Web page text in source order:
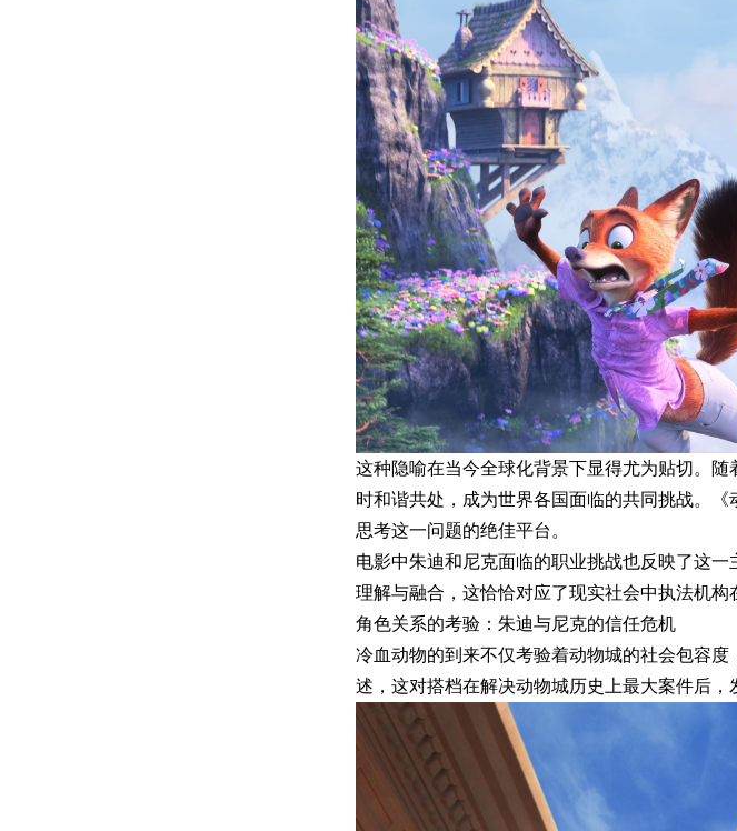
这种隐喻在当今全球化背景下显得尤为贴切。
时和谐共处，成为世界各国面临的共同挑战。
思考这一问题的绝佳平台。
电影中朱迪和尼克面临的职业挑战也反映了这
理解与融合，这恰恰对应了现实社会中执法机构
角色关系的考验：朱迪与尼克的信任危机
冷血动物的到来不仅考验着动物城的社会包容
述，这对搭档在解决动物城历史上最大案件后，